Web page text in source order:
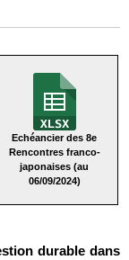
Echéancier des 8e
Rencontres franco-
japonaises (au
06/09/2024)
durable dans